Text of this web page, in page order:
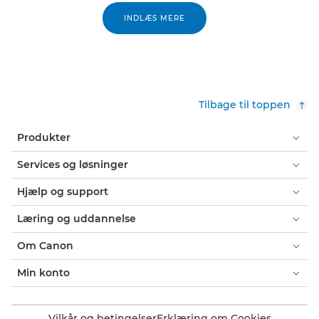
INDLÆS MERE
Tilbage til toppen
Produkter
Services og løsninger
Hjælp og support
Læring og uddannelse
Om Canon
Min konto